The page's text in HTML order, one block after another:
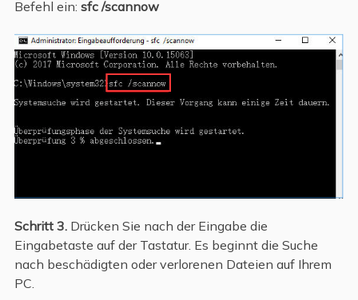
Befehl ein: sfc /scannow
Schritt 3.Drücken Sie nach der Eingabe die
Eingabetaste auf der Tastatur. Es beginnt die Suche
nach beschädigten oder verlorenen Dateien auf Ihrem
PC.